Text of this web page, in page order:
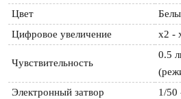
Цвет
Цифровое увеличение
х2 -
Чувствительность
0.5
Электронный затвор
1/50